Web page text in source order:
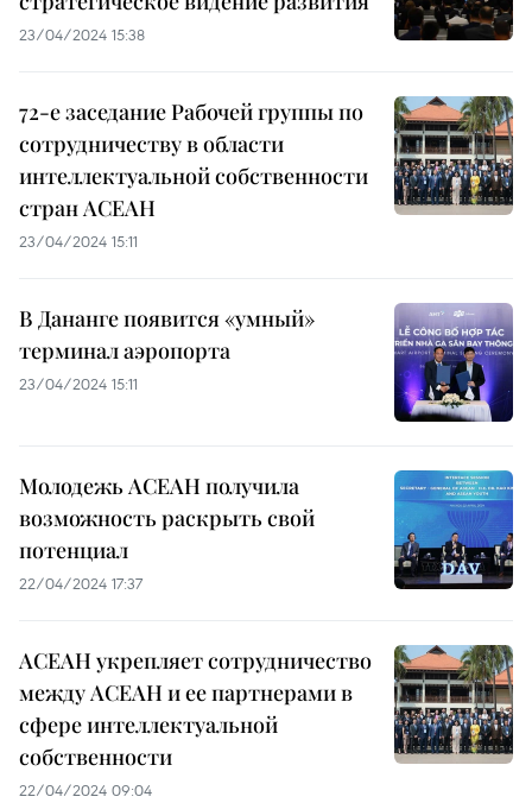
23/04/2024 15:38
72-е заседание Рабочей группы по
сотрудничеству в области
интеллектуальной собственности
стран АСЕАН
23/04/2024 15:11
В Дананге появится «умный»
терминал аэропорта
23/04/2024 15:11
Молодежь АСЕАН получила
возможность раскрыть свой
потенциал
22/04/2024 17:37
АСЕАН укрепляет сотрудничество
между АСЕАН и ее партнерами в
сфере интеллектуальной
собственности
22/04/2024 09:04